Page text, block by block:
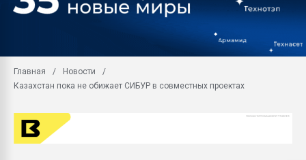
пластмасс
ситуацией на
Главная
Новости
Казахстан пока не обижает СИБУР в совместных проектах